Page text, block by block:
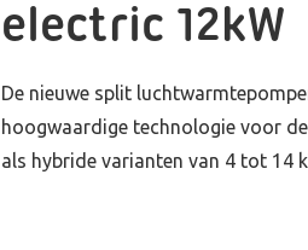
electric 12kW
De nieuwe split
hoogwaardige technologie voor
als hybride varianten van 4 tot 14